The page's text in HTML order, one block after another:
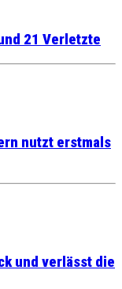
21 Verletzte
nutzt erstmals
und verlässt die